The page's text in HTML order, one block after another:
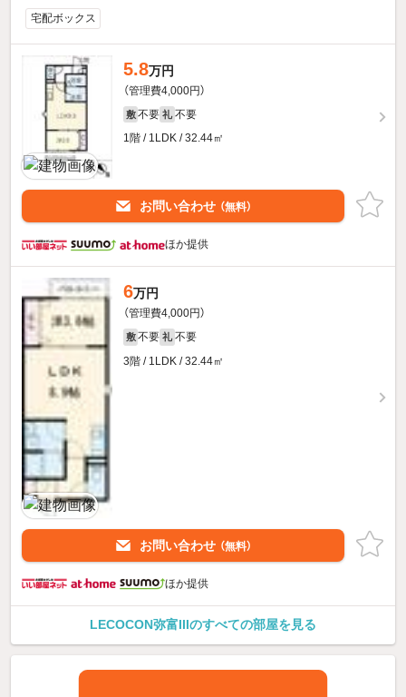
宅配ボックス
5.8万円
（管理費4,000円）
敷 不要 礼 不要
1階 / 1LDK / 32.44㎡
お問い合わせ （無料）
ほか提供
6万円
（管理費4,000円）
敷 不要 礼 不要
3階 / 1LDK / 32.44㎡
お問い合わせ （無料）
ほか提供
LECOCON弥富IIIのすべての部屋を見る